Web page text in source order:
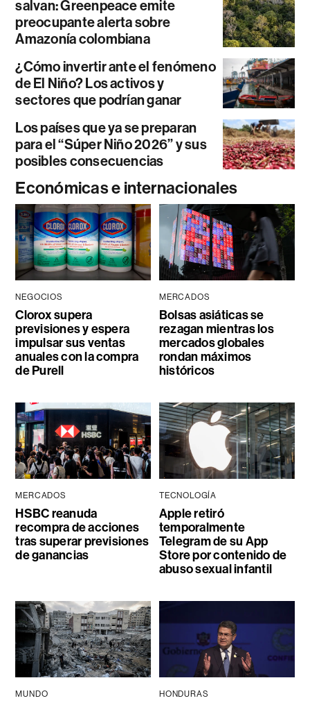
salvan: Greenpeace emite
preocupante alerta sobre
Amazonía colombiana
¿Cómo invertir ante el fenómeno
de El Niño? Los activos y
sectores que podrían ganar
Los países que ya se preparan
para el “Súper Niño 2026” y sus
posibles consecuencias
Económicas e internacionales
NEGOCIOS
Clorox supera
previsiones y espera
impulsar sus ventas
anuales con la compra
de Purell
MERCADOS
Bolsas asiáticas se
rezagan mientras los
mercados globales
rondan máximos
históricos
MERCADOS
HSBC reanuda
recompra de acciones
tras superar previsiones
de ganancias
TECNOLOGÍA
Apple retiró
temporalmente
Telegram de su App
Store por contenido de
abuso sexual infantil
MUNDO HONDURAS